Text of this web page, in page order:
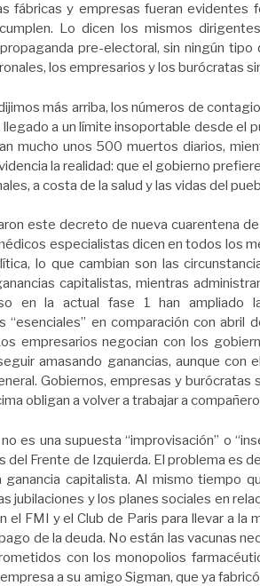
fábricas y empresas fueran
Lo dicen los mismos
pre-electoral, sin ningún
los empresarios y los burócratas
más arriba, los números de
llegado a un límite insoportable desde el
mucho unos 500 muertos diarios,
la realidad: que el gobierno
a costa de la salud y las vidas del
este decreto de nueva cuarentena
especialistas dicen en todos los
lo que cambian son las
capitalistas, mientras
en la actual fase 1 han ampliado
“esenciales” en comparación con abril
empresarios negocian con los
amasando ganancias, aunque con
Gobiernos, empresas y burócratas
obligan a volver a trabajar a
es una supuesta “improvisación” o
del Frente de Izquierda. El problema es
ganancia capitalista. Al mismo tiempo
jubilaciones y los planes sociales en
el FMI y el Club de Paris para llevar a la
de la deuda. No están las vacunas
con los monopolios
a su amigo Sigman, que ya